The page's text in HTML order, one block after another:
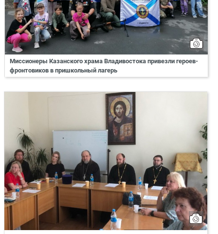
Миссионеры Казанского храма Владивостока привезли героев-
фронтовиков в пришкольный лагерь